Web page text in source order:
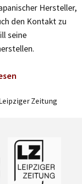
Hersteller,
den Kontakt zu
seine
Zeitung